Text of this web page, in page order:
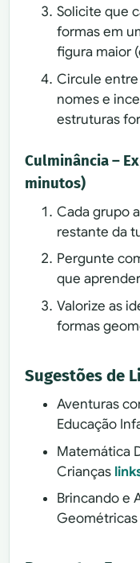
Solicite que
formas em
figura maior
Circule
nomes e
estruturas
Culminância –
minutos)
Cada grupo
restante da
Pergunte
que
Valorize as
formas
Sugestões de
Aventuras
Educação
Matemática
Crianças
Brincando e
Geométricas